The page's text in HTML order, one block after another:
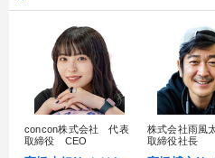
concon株式会社 代表
取締役 CEO
株式会社雨風
取締役社長